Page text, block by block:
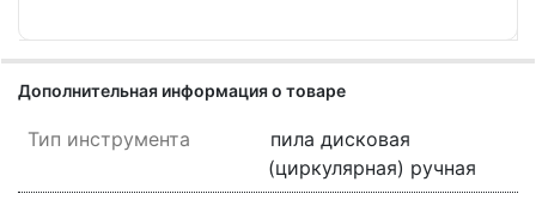
Дополнительная информация о товаре
Тип инструмента
пила дисковая
(циркулярная) ручная